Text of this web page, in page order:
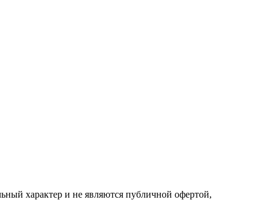
характер и не являются публичной офертой,